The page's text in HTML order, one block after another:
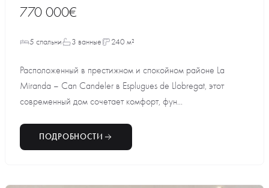
770 000€
5 спальни 3 ванные 240 м²
Расположенный в престижном и спокойном районе La
Miranda – Can Candeler в Esplugues de Llobregat, этот
современный дом сочетает комфорт, фун...
ПОДРОБНОСТИ